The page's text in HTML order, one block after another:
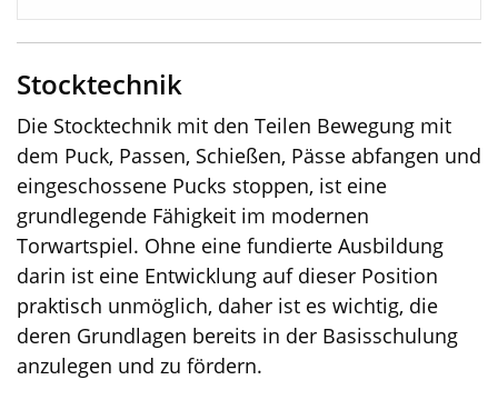
Stocktechnik
Die Stocktechnik mit den Teilen Bewegung mit
dem Puck, Passen, Schießen, Pässe abfangen und
eingeschossene Pucks stoppen, ist eine
grundlegende Fähigkeit im modernen
Torwartspiel. Ohne eine fundierte Ausbildung
darin ist eine Entwicklung auf dieser Position
praktisch unmöglich, daher ist es wichtig, die
deren Grundlagen bereits in der Basisschulung
anzulegen und zu fördern.